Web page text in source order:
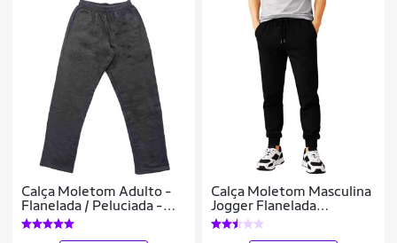
Calça Moletom Adulto -
Flanelada / Peluciada -
Várias Cores
Calça Moletom Masculina
Jogger Flanelada
Conforto Premium com
Bolsos